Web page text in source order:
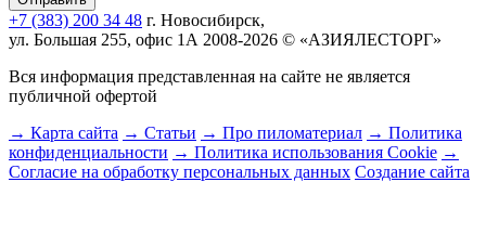
+7 (383) 200 34 48 г. Новосибирск,
ул. Большая 255, офис 1А 2008-2026 © «АЗИЯЛЕСТОРГ»
Вся информация представленная на сайте не является
публичной офертой
→ Карта сайта → Статьи → Про пиломатериал → Политика
конфиденциальности → Политика использования Cookie →
Согласие на обработку персональных данных Создание сайта